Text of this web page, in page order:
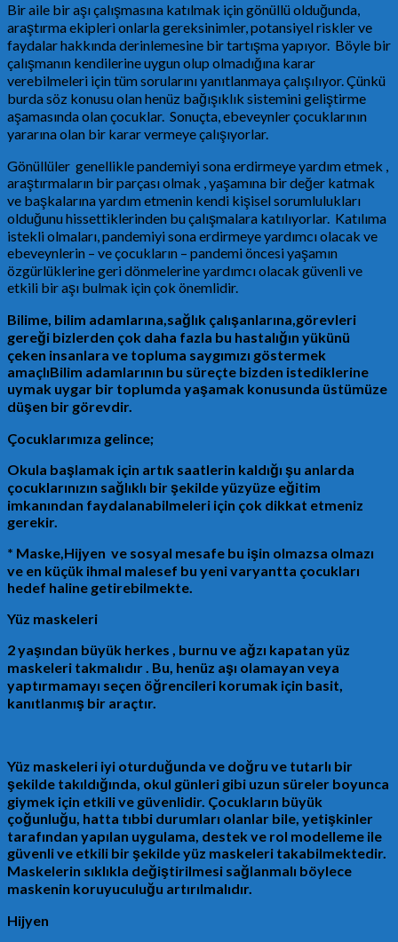
Bir aile bir aşı çalışmasına katılmak için gönüllü olduğunda,
araştırma ekipleri onlarla gereksinimler, potansiyel riskler ve
faydalar hakkında derinlemesine bir tartışma yapıyor. Böyle bir
çalışmanın kendilerine uygun olup olmadığına karar
verebilmeleri için tüm sorularını yanıtlanmaya çalışılıyor. Çünkü
burda söz konusu olan henüz bağışıklık sistemini geliştirme
aşamasında olan çocuklar. Sonuçta, ebeveynler çocuklarının
yararına olan bir karar vermeye çalışıyorlar.
Gönüllüler genellikle pandemiyi sona erdirmeye yardım etmek ,
araştırmaların bir parçası olmak , yaşamına bir değer katmak
ve başkalarına yardım etmenin kendi kişisel sorumlulukları
olduğunu hissettiklerinden bu çalışmalara katılıyorlar. Katılıma
istekli olmaları, pandemiyi sona erdirmeye yardımcı olacak ve
ebeveynlerin – ve çocukların – pandemi öncesi yaşamın
özgürlüklerine geri dönmelerine yardımcı olacak güvenli ve
etkili bir aşı bulmak için çok önemlidir.
Bilime, bilim adamlarına,sağlık çalışanlarına,görevleri
gereği bizlerden çok daha fazla bu hastalığın yükünü
çeken insanlara ve topluma saygımızı göstermek
amaçlıBilim adamlarının bu süreçte bizden istediklerine
uymak uygar bir toplumda yaşamak konusunda üstümüze
düşen bir görevdir.
Çocuklarımıza gelince;
Okula başlamak için artık saatlerin kaldığı şu anlarda
çocuklarınızın sağlıklı bir şekilde yüzyüze eğitim
imkanından faydalanabilmeleri için çok dikkat etmeniz
gerekir.
* Maske,Hijyen ve sosyal mesafe bu işin olmazsa olmazı
ve en küçük ihmal malesef bu yeni varyantta çocukları
hedef haline getirebilmekte.
Yüz maskeleri
2 yaşından büyük herkes , burnu ve ağzı kapatan yüz
maskeleri takmalıdır . Bu, henüz aşı olamayan veya
yaptırmamayı seçen öğrencileri korumak için basit,
kanıtlanmış bir araçtır.
Yüz maskeleri iyi oturduğunda ve doğru ve tutarlı bir
şekilde takıldığında, okul günleri gibi uzun süreler boyunca
giymek için etkili ve güvenlidir. Çocukların büyük
çoğunluğu, hatta tıbbi durumları olanlar bile, yetişkinler
tarafından yapılan uygulama, destek ve rol modelleme ile
güvenli ve etkili bir şekilde yüz maskeleri takabilmektedir.
Maskelerin sıklıkla değiştirilmesi sağlanmalı böylece
maskenin koruyuculuğu artırılmalıdır.
Hijyen